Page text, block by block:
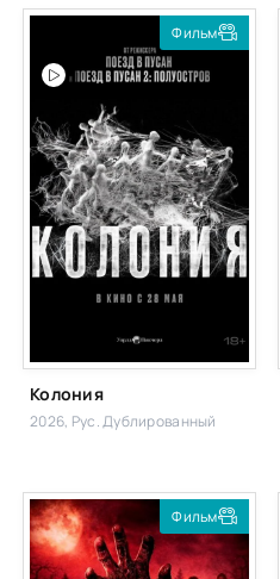
Фильм
Колония
2026, Рус. Дублированный
Фильм